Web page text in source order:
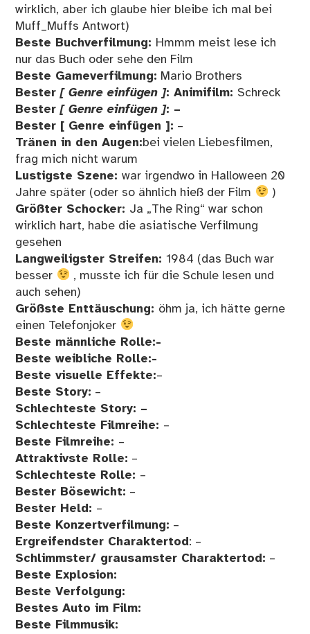
wirklich, aber ich glaube hier bleibe ich mal bei
Muff_Muffs Antwort)
Beste Buchverfilmung: Hmmm meist lese ich
nur das Buch oder sehe den Film
Beste Gameverfilmung: Mario Brothers
Bester[ Genre einfügen ]: Animifilm: Schreck
Bester [ Genre einfügen ]: –
Bester [ Genre einfügen ]: –
Tränen in den Augen:bei vielen Liebesfilmen,
frag mich nicht warum
Lustigste Szene:war irgendwo in Halloween 20
Jahre später (oder so ähnlich hieß der Film
)
Größter Schocker: Ja „The Ring“ war schon
wirklich hart, habe die asiatische Verfilmung
gesehen
Langweiligster Streifen:1984 (das Buch war
besser
, musste ich für die Schule lesen und
auch sehen)
Größste Enttäuschung: öhm ja, ich hätte gerne
einen Telefonjoker
Beste männliche Rolle:-
Beste weibliche Rolle:-
Beste visuelle Effekte:–
Beste Story: –
Schlechteste Story: –
Schlechteste Filmreihe: –
Beste Filmreihe: –
Attraktivste Rolle: –
Schlechteste Rolle: –
Bester Bösewicht: –
Bester Held: –
Beste Konzertverfilmung: –
Ergreifendster Charaktertod: –
Schlimmster/ grausamster Charaktertod: –
Beste Explosion:
Beste Verfolgung:
Bestes Auto im Film:
Beste Filmmusik: